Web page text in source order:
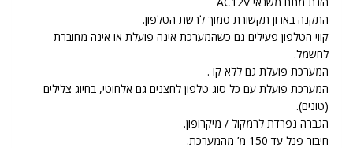
התקנה בארון תקשורת סמוך לרשת הטלפון.
קווי הטלפון פעילים גם כשהמערכת אינה פועלת או אינה מחוברת
לחשמל.
המערכת פועלת גם ללא קו .
המערכת פועלת עם כל סוג טלפון לחצנים גם אלחוטי, בחיוג צלילים
(טונים).
הגברה נפרדת לרמקול / מיקרופון.
חיבור פנל עד 150 מ’ מהמערכת.